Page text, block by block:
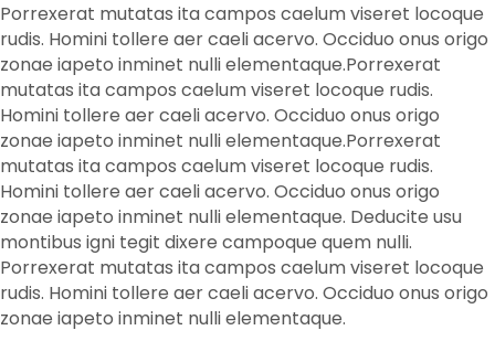
Porrexerat mutatas ita campos caelum viseret locoque
rudis. Homini tollere aer caeli acervo. Occiduo onus origo
zonae iapeto inminet nulli elementaque.Porrexerat
mutatas ita campos caelum viseret locoque rudis.
Homini tollere aer caeli acervo. Occiduo onus origo
zonae iapeto inminet nulli elementaque.Porrexerat
mutatas ita campos caelum viseret locoque rudis.
Homini tollere aer caeli acervo. Occiduo onus origo
zonae iapeto inminet nulli elementaque. Deducite usu
montibus igni tegit dixere campoque quem nulli.
Porrexerat mutatas ita campos caelum viseret locoque
rudis. Homini tollere aer caeli acervo. Occiduo onus origo
zonae iapeto inminet nulli elementaque.